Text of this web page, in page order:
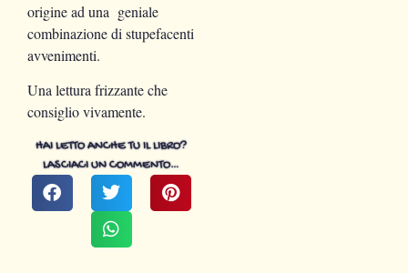
HAI LETTO ANCHE TU IL LIBRO?
LASCIACI UN COMMENTO…
origine ad una geniale
combinazione di stupefacenti
avvenimenti.
Una lettura frizzante che
consiglio vivamente.